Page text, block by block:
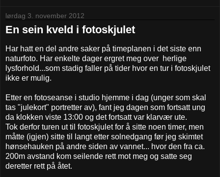
lørdag 3. november 2012
En sein kveld i fotoskjulet
Har hatt en del andre saker på timeplanen i det siste enn
naturfoto. Har enkelte dager ergret meg over herlige
lysforhold...som stadig faller på tider hvor en tur i fotoskjulet
ikke er mulig.
Etter en fotoseanse i studio hjemme i dag (unger som skal
tas "julekort" portretter av), fant jeg dagen som fortsatt ung
da klokken viste 13:00 og det fortsatt var klarvær ute.
Tok derfor turen ut til fotoskjulet for å sitte noen timer, men
måtte (igjen) sitte til langt etter solnedgang før jeg skimtet
hønsehauken på andre siden av vannet... hvor den fra ca.
200m avstand kom seilende rett mot meg og satte seg
deretter rett på åtet.